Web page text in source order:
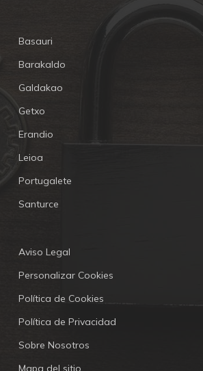
Basauri
Barakaldo
Galdakao
Getxo
Erandio
Leioa
Portugalete
Santurce
Aviso Legal
Personalizar Cookies
Política de Cookies
Política de Privacidad
Sobre Nosotros
Mapa del sitio